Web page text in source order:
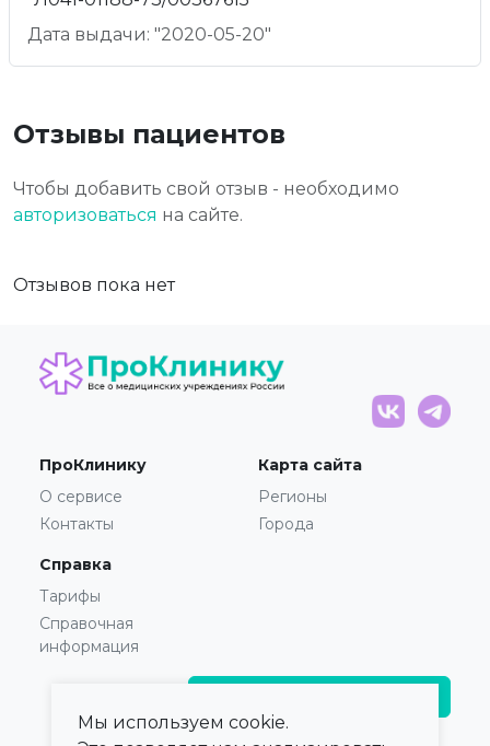
Дата выдачи: "2020-05-20"
Отзывы пациентов
Чтобы добавить свой отзыв - необходимо
авторизоваться на сайте.
Отзывов пока нет
ПроКлинику
О сервисе
Контакты
Карта сайта
Регионы
Города
Справка
Тарифы
Справочная
информация
Мы используем cookie.